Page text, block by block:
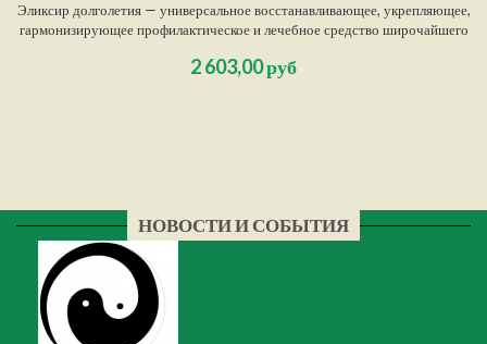
Эликсир долголетия — универсальное восстанавливающее, укрепляющее,
гармонизирующее профилактическое и лечебное средство широчайшего
2 603,00 руб
НОВОСТИ И СОБЫТИЯ